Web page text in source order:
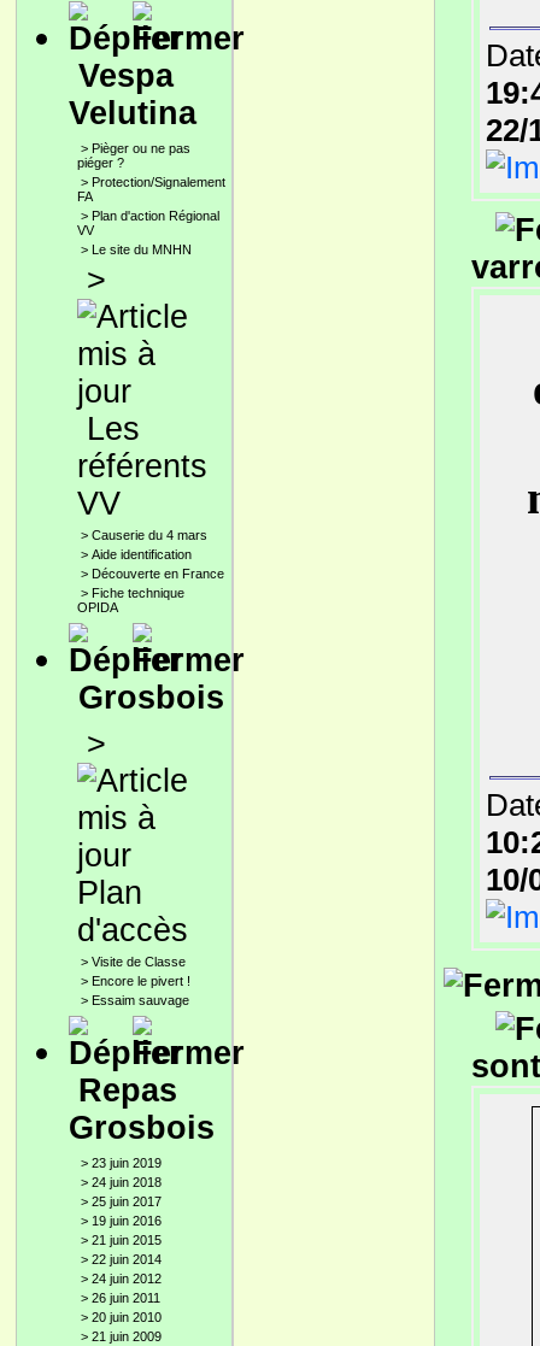
Vespa
Velutina
> Pièger ou ne pas
piéger ?
> Protection/Signalement
FA
> Plan d'action Régional
VV
> Le site du MNHN
>
Les
référents
VV
> Causerie du 4 mars
> Aide identification
> Découverte en France
> Fiche technique
OPIDA
Grosbois
>
Plan
d'accès
> Visite de Classe
> Encore le pivert !
> Essaim sauvage
Repas
Grosbois
> 23 juin 2019
> 24 juin 2018
> 25 juin 2017
> 19 juin 2016
> 21 juin 2015
> 22 juin 2014
> 24 juin 2012
> 26 juin 2011
> 20 juin 2010
> 21 juin 2009
22/
10/